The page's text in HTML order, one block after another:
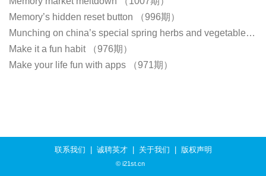
Memory’s hidden reset button （996期）
Munching on china’s special spring herbs and vegetables （982期）
Make it a fun habit （976期）
Make your life fun with apps （971期）
联系我们 诚聘英才| 关于我们 版权声明
© i21st.cn